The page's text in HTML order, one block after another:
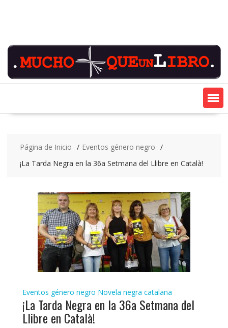
Página de Inicio
Eventos género negro
¡La Tarda Negra en la 36a Setmana del Llibre en Català!
Eventos género negro Novela negra catalana
¡La Tarda Negra en la 36a Setmana del
Llibre en Català!